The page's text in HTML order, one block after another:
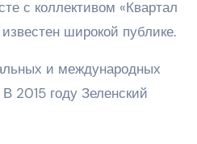
с коллективом «Квартал
широкой публике.
и международных
2015 году Зеленский